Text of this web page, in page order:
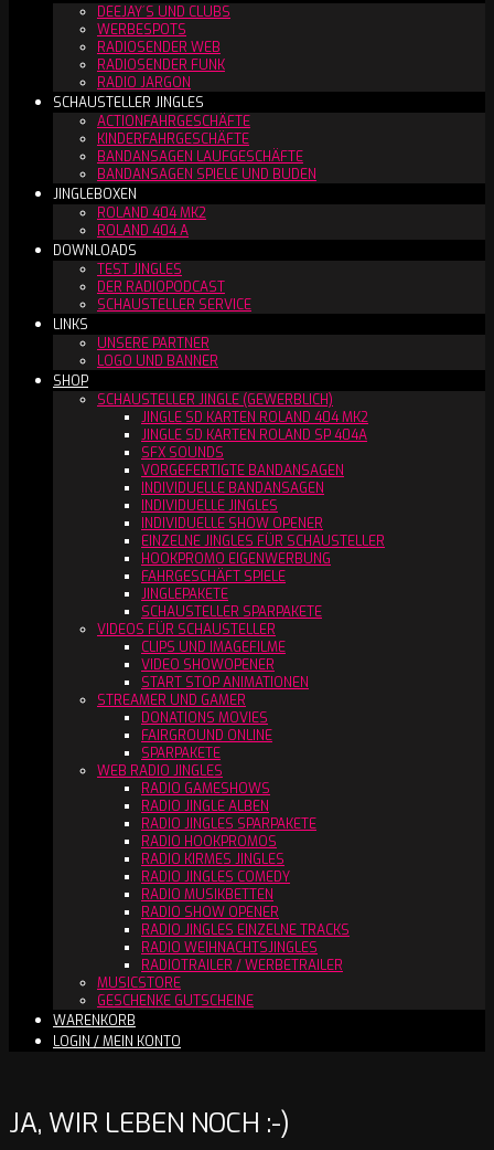
DEEJAY´S UND CLUBS
WERBESPOTS
RADIOSENDER WEB
RADIOSENDER FUNK
RADIO JARGON
SCHAUSTELLER JINGLES
ACTIONFAHRGESCHÄFTE
KINDERFAHRGESCHÄFTE
BANDANSAGEN LAUFGESCHÄFTE
BANDANSAGEN SPIELE UND BUDEN
JINGLEBOXEN
ROLAND 404 MK2
ROLAND 404 A
DOWNLOADS
TEST JINGLES
DER RADIOPODCAST
SCHAUSTELLER SERVICE
LINKS
UNSERE PARTNER
LOGO UND BANNER
SHOP
SCHAUSTELLER JINGLE (GEWERBLICH)
JINGLE SD KARTEN ROLAND 404 MK2
JINGLE SD KARTEN ROLAND SP 404A
SFX SOUNDS
VORGEFERTIGTE BANDANSAGEN
INDIVIDUELLE BANDANSAGEN
INDIVIDUELLE JINGLES
INDIVIDUELLE SHOW OPENER
EINZELNE JINGLES FÜR SCHAUSTELLER
HOOKPROMO EIGENWERBUNG
FAHRGESCHÄFT SPIELE
JINGLEPAKETE
SCHAUSTELLER SPARPAKETE
VIDEOS FÜR SCHAUSTELLER
CLIPS UND IMAGEFILME
VIDEO SHOWOPENER
START STOP ANIMATIONEN
STREAMER UND GAMER
DONATIONS MOVIES
FAIRGROUND ONLINE
SPARPAKETE
WEB RADIO JINGLES
RADIO GAMESHOWS
RADIO JINGLE ALBEN
RADIO JINGLES SPARPAKETE
RADIO HOOKPROMOS
RADIO KIRMES JINGLES
RADIO JINGLES COMEDY
RADIO MUSIKBETTEN
RADIO SHOW OPENER
RADIO JINGLES EINZELNE TRACKS
RADIO WEIHNACHTSJINGLES
RADIOTRAILER / WERBETRAILER
MUSICSTORE
GESCHENKE GUTSCHEINE
WARENKORB
LOGIN / MEIN KONTO
JA, WIR LEBEN NOCH :-)